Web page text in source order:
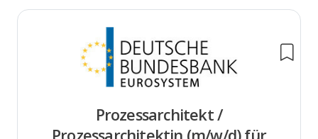
Prozessarchitekt /